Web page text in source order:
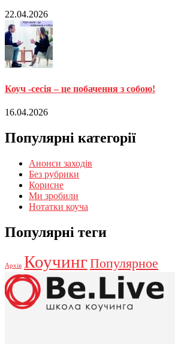
22.04.2026
Коуч -сесія – це побачення з собою!
16.04.2026
Популярні категорії
Анонси заходів
Без рубрики
Корисне
Ми зробили
Нотатки коуча
Популярні теги
Архів КоучингПопулярное